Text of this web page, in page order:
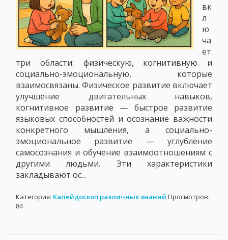
вк
л
ю
ча
ет
три области: физическую, когнитивную и
социально-эмоциональную, которые
взаимосвязаны. Физическое развитие включает
улучшение двигательных навыков,
когнитивное развитие — быстрое развитие
языковых способностей и осознание важности
конкретного мышления, а социально-
эмоциональное развитие — углубление
самосознания и обучение взаимоотношениям с
другими людьми. Эти характеристики
закладывают ос...
Категория: Калейдоскоп различных знаний Просмотров:
84